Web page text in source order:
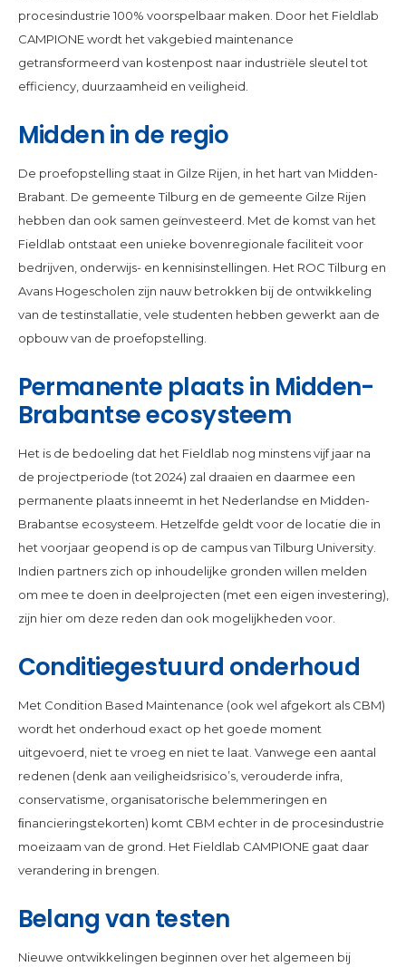
procesindustrie 100% voorspelbaar maken. Door het Fieldlab
CAMPIONE wordt het vakgebied maintenance
getransformeerd van kostenpost naar industriële sleutel tot
efficiency, duurzaamheid en veiligheid.
Midden in de regio
De proefopstelling staat in Gilze Rijen, in het hart van Midden-
Brabant. De gemeente Tilburg en de gemeente Gilze Rijen
hebben dan ook samen geïnvesteerd. Met de komst van het
Fieldlab ontstaat een unieke bovenregionale faciliteit voor
bedrijven, onderwijs- en kennisinstellingen. Het ROC Tilburg en
Avans Hogescholen zijn nauw betrokken bij de ontwikkeling
van de testinstallatie, vele studenten hebben gewerkt aan de
opbouw van de proefopstelling.
Permanente plaats in Midden-
Brabantse ecosysteem
Het is de bedoeling dat het Fieldlab nog minstens vijf jaar na
de projectperiode (tot 2024) zal draaien en daarmee een
permanente plaats inneemt in het Nederlandse en Midden-
Brabantse ecosysteem. Hetzelfde geldt voor de locatie die in
het voorjaar geopend is op de campus van Tilburg University.
Indien partners zich op inhoudelijke gronden willen melden
om mee te doen in deelprojecten (met een eigen investering),
zijn hier om deze reden dan ook mogelijkheden voor.
Conditiegestuurd onderhoud
Met Condition Based Maintenance (ook wel afgekort als CBM)
wordt het onderhoud exact op het goede moment
uitgevoerd, niet te vroeg en niet te laat. Vanwege een aantal
redenen (denk aan veiligheidsrisico’s, verouderde infra,
conservatisme, organisatorische belemmeringen en
ﬁnancieringstekorten) komt CBM echter in de procesindustrie
moeizaam van de grond. Het Fieldlab CAMPIONE gaat daar
verandering in brengen.
Belang van testen
Nieuwe ontwikkelingen beginnen over het algemeen bij